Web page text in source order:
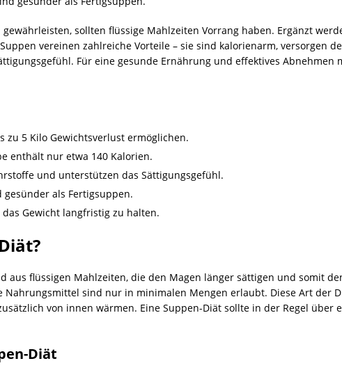
sollten flüssige Mahlzeiten Vorrang haben. Ergänzt
vereinen zahlreiche Vorteile – sie sind kalorienarm, versorgen
Für eine gesunde Ernährung und effektives
zu 5 Kilo Gewichtsverlust ermöglichen.
enthält nur etwa 140 Kalorien.
und unterstützen das Sättigungsgefühl.
als Fertigsuppen.
Gewicht langfristig zu halten.
aus flüssigen Mahlzeiten, die den Magen länger sättigen und somit
Nahrungsmittel sind nur in minimalen Mengen erlaubt. Diese Art der
von innen wärmen. Eine Suppen-Diät sollte in der Regel über
Diät